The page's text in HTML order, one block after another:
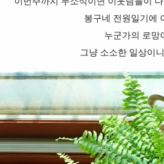
봉구네 전원일기에
누군가의 로망
그냥 소소한 일상이